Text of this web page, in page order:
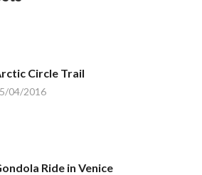
Circle Trail
04/2016
Ride in Venice